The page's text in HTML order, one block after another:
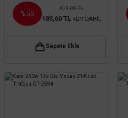
%55
408,00 TL
183,60 TL KDV DAHİL
Sepete Ekle